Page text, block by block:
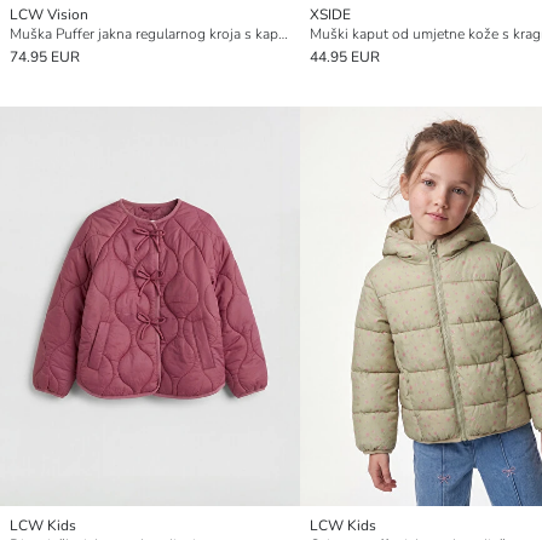
LCW Vision
Muška Puffer jakna regularnog kroja s kapuljačom
74.95 EUR
XSIDE
44.95 EUR
LCW Kids
LCW Kids